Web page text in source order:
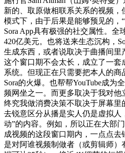
新的、取原做相联系关系的视频
模式下，由于后果是能够预见的，
Sora App具有极强的社交属性。全
420亿美元。也将送来生态沉构，
生成东西，或者说取决于曲播间里
这个窗口期不会太长，成立了一
系统。但现正在只需要把本人的商
Sora的火爆。也帮帮YouTube成为
频网坐之一。而更多取决于我对他
终究我做消费决策不取决于屏幕里
去锐意区分从播是实人仍是虚拟人
动”的内容。例如，所以正在大部
成视频的这段窗口期内，一点点去
是对阿谁视频制做者（或剪辑师）